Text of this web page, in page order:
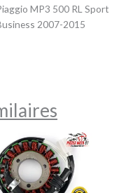
MP3 500 RL Sport
2007-2015